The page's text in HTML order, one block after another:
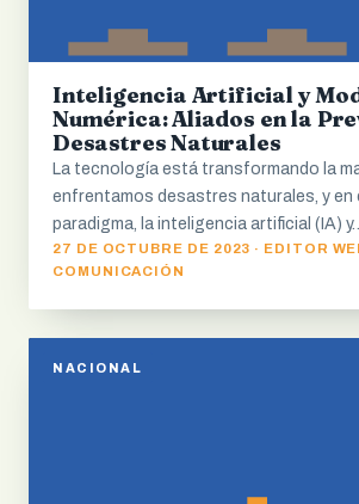
Inteligencia Artificial y
Numérica: Aliados en la
Desastres Naturales
La tecnología está transformando la
enfrentamos desastres naturales, y en
paradigma, la inteligencia artificial (IA) y…
27 DE OCTUBRE DE 2023 · EDITOR
COMUNICACIÓN
NACIONAL